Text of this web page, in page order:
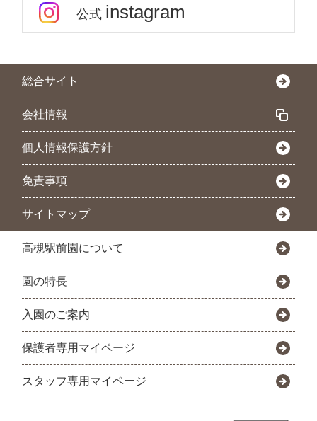
公式 instagram
総合サイト
会社情報
個人情報保護方針
免責事項
サイトマップ
高槻駅前園について
園の特長
入園のご案内
保護者専用マイページ
スタッフ専用マイページ